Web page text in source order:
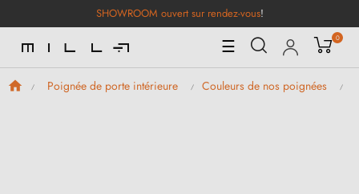
SHOWROOM ouvert sur rendez-vous!
Basculer
la
navigation
☰ 0
Poignée de porte intérieure Couleurs de nos poignées